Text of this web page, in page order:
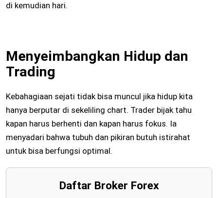
di kemudian hari.
Menyeimbangkan Hidup dan
Trading
Kebahagiaan sejati tidak bisa muncul jika hidup kita
hanya berputar di sekeliling chart. Trader bijak tahu
kapan harus berhenti dan kapan harus fokus. Ia
menyadari bahwa tubuh dan pikiran butuh istirahat
untuk bisa berfungsi optimal.
Daftar Broker Forex